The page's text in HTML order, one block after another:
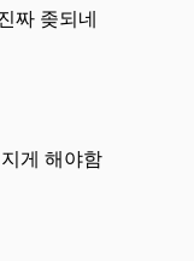
짜 좆되네
게 해야함